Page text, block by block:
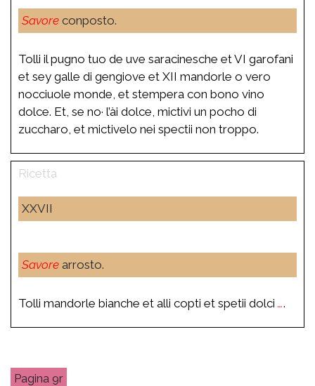
Savore conposto.
Tolli il pugno tuo de uve saracinesche et VI garofani
et sey galle di gengiove et XII mandorle o vero
nocciuole monde, et stempera con bono vino
dolce. Et, se no· l’ài dolce, mictivi un pocho di
zuccharo, et mictivelo nei spectii non troppo.
XXVII
Savore arrosto.
Tolli mandorle bianche et alli copti et spetii dolci ….
9r